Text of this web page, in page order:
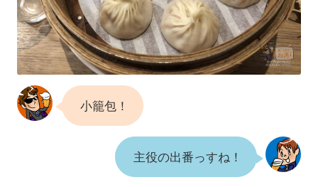
小籠包！
主役の出番っすね！